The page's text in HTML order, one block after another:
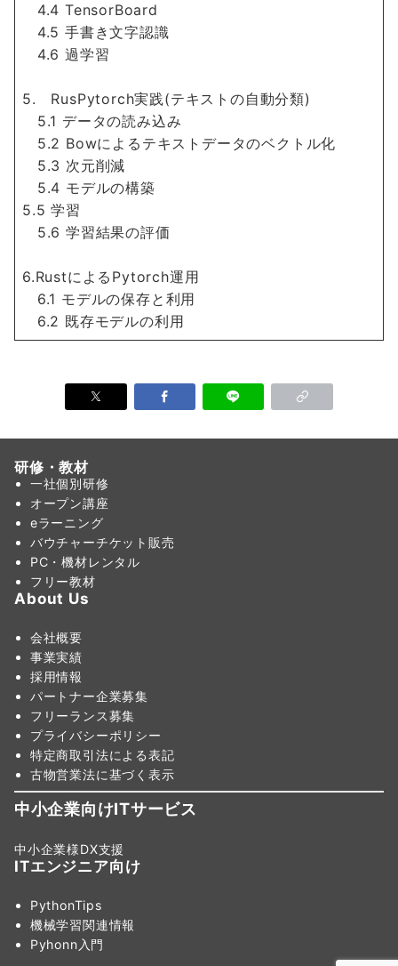
4.4 TensorBoard
4.5 手書き文字認識
4.6 過学習
5. RusPytorch実践(テキストの自動分類)
5.1 データの読み込み
5.2 Bowによるテキストデータのベクトル化
5.3 次元削減
5.4 モデルの構築
5.5 学習
5.6 学習結果の評価
6.RustによるPytorch運用
6.1 モデルの保存と利用
6.2 既存モデルの利用
研修・教材
一社個別研修
オープン講座
eラーニング
バウチャーチケット販売
PC・機材レンタル
フリー教材
About Us
会社概要
事業実績
採用情報
パートナー企業募集
フリーランス募集
プライバシーポリシー
特定商取引法による表記
古物営業法に基づく表示
中小企業向けITサービス
中小企業様DX支援
ITエンジニア向け
PythonTips
機械学習関連情報
Pyhonn入門